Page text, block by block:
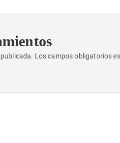
Los campos obligatorios